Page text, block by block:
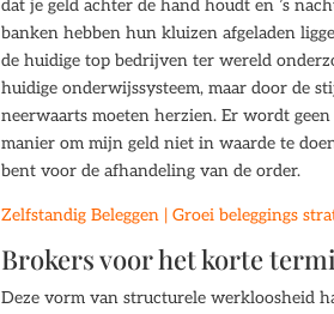
dat je geld achter de hand houdt en ’s
banken hebben hun kluizen afgeladen
de huidige top bedrijven ter wereld
huidige onderwijssysteem, maar door de
neerwaarts moeten herzien. Er wordt
manier om mijn geld niet in waarde te
bent voor de afhandeling van de order.
Zelfstandig Beleggen | Groei beleggings
Brokers voor het korte
Deze vorm van structurele werkloosheid